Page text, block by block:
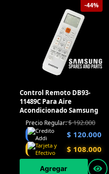
-44%
Control Remoto DB93-
11489C Para Aire
Acondicionado Samsung
Precio Regular:$192.000
$ 120.000
$ 108.000
Agregar